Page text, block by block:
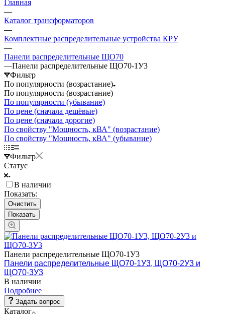
Главная
—
Каталог трансформаторов
—
Комплектные распределительные устройства КРУ
—
Панели распределительные ЩО70
—Панели распределительные ЩО70-1У3
Фильтр
По популярности (возрастание)
По популярности (возрастание)
По популярности (убывание)
По цене (сначала дешёвые)
По цене (сначала дорогие)
По свойству "Мощность, кВА" (возрастание)
По свойству "Мощность, кВА" (убывание)
Фильтр
Статус
В наличии
Показать:
Очистить
Панели распределительные ЩО70-1У3
Панели распределительные ЩО70-1У3, ЩО70-2У3 и
ЩО70-3У3
В наличии
Подробнее
Задать вопрос
Каталог